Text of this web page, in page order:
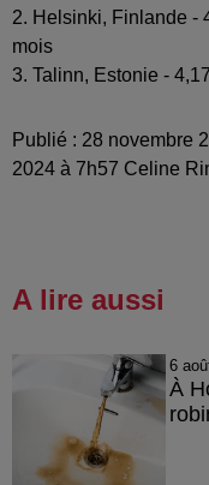
2. Helsinki, Finlande -
mois
3. Talinn, Estonie -
Publié : 28 novembre
2024 à 7h57 Celine
A lire aussi
6
À